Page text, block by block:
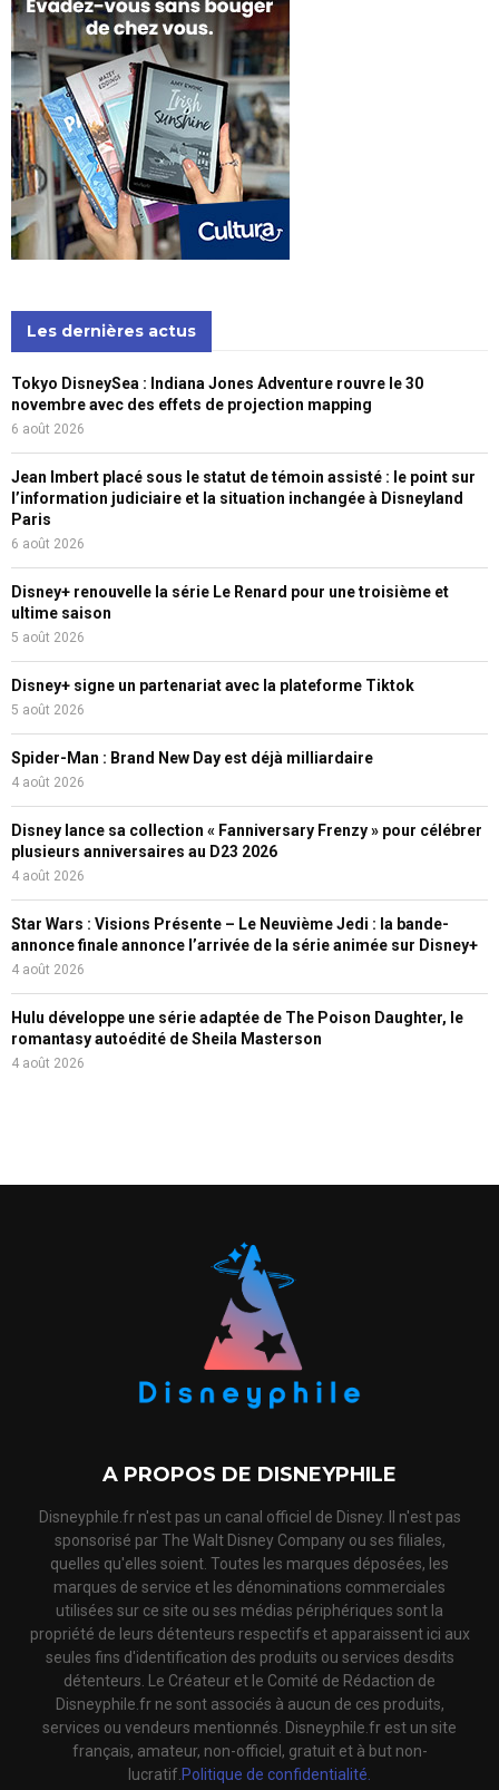
Les dernières actus
Tokyo DisneySea : Indiana Jones Adventure rouvre le 30
novembre avec des effets de projection mapping
6 août 2026
Jean Imbert placé sous le statut de témoin assisté : le point sur
l’information judiciaire et la situation inchangée à Disneyland
Paris
6 août 2026
Disney+ renouvelle la série Le Renard pour une troisième et
ultime saison
5 août 2026
Disney+ signe un partenariat avec la plateforme Tiktok
5 août 2026
Spider-Man : Brand New Day est déjà milliardaire
4 août 2026
Disney lance sa collection « Fanniversary Frenzy » pour célébrer
plusieurs anniversaires au D23 2026
4 août 2026
Star Wars : Visions Présente – Le Neuvième Jedi : la bande-
annonce finale annonce l’arrivée de la série animée sur Disney+
4 août 2026
Hulu développe une série adaptée de The Poison Daughter, le
romantasy autoédité de Sheila Masterson
4 août 2026
A PROPOS DE DISNEYPHILE
Disneyphile.fr n'est pas un canal officiel de Disney. Il n'est pas
sponsorisé par The Walt Disney Company ou ses filiales,
quelles qu'elles soient. Toutes les marques déposées, les
marques de service et les dénominations commerciales
utilisées sur ce site ou ses médias périphériques sont la
propriété de leurs détenteurs respectifs et apparaissent ici aux
seules fins d'identification des produits ou services desdits
détenteurs. Le Créateur et le Comité de Rédaction de
Disneyphile.fr ne sont associés à aucun de ces produits,
services ou vendeurs mentionnés. Disneyphile.fr est un site
français, amateur, non-officiel, gratuit et à but non-
lucratif. Politique de confidentialité.